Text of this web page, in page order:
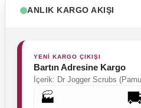
Likrali Pamuklu Kadın Tek Üst
ANLIK KARGO AKIŞI
YENİ KARGO ÇIKIŞI
Bartın Adresine Kargo
İçerik: Dr Jogger Scrubs
🏭